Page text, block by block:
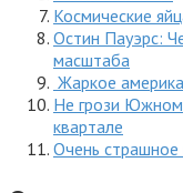
Космические
Остин Пауэрс:
масштаба
Жаркое
Не грози
квартале
Очень страшное